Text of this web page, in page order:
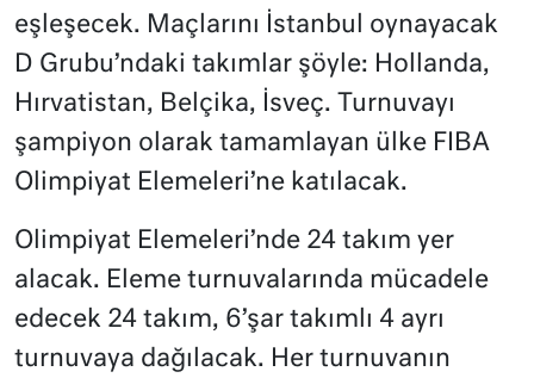
eşleşecek. Maçlarını İstanbul oynayacak
D Grubu’ndaki takımlar şöyle: Hollanda,
Hırvatistan, Belçika, İsveç. Turnuvayı
şampiyon olarak tamamlayan ülke FIBA
Olimpiyat Elemeleri’ne katılacak.
Olimpiyat Elemeleri’nde 24 takım yer
alacak. Eleme turnuvalarında mücadele
edecek 24 takım, 6’şar takımlı 4 ayrı
turnuvaya dağılacak. Her turnuvanın